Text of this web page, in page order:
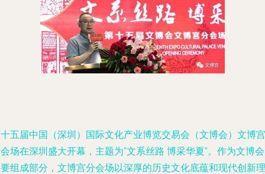
五届中国（深圳）国际文化产业博览交易会（文博会）文博宫
场在深圳盛大开幕，主题为“文系丝路 博采华夏”。作为文博
组成部分，文博宫分会场以深厚的历史文化底蕴和现代创新理